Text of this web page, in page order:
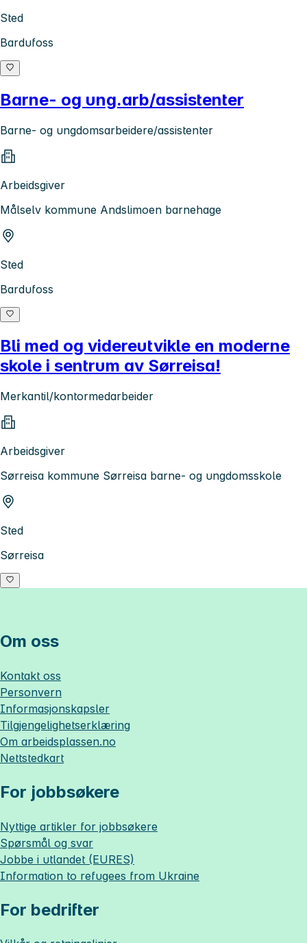
Sted
Bardufoss
Barne- og ung.arb/assistenter
Barne- og ungdomsarbeidere/assistenter
Arbeidsgiver
Målselv kommune Andslimoen barnehage
Sted
Bardufoss
Bli med og videreutvikle en moderne
skole i sentrum av Sørreisa!
Merkantil/kontormedarbeider
Arbeidsgiver
Sørreisa kommune Sørreisa barne- og ungdomsskole
Sted
Sørreisa
Om oss
Kontakt oss
Personvern
Informasjonskapsler
Tilgjengelighetserklæring
Om arbeidsplassen.no
Nettstedkart
For jobbsøkere
Nyttige artikler for jobbsøkere
Spørsmål og svar
Jobbe i utlandet (EURES)
Information to refugees from Ukraine
For bedrifter